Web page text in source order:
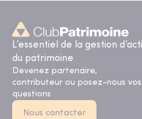
L’essentiel de la gestion
du patrimoine
Devenez partenaire,
contributeur ou posez-nous vos
questions
Nous contacter